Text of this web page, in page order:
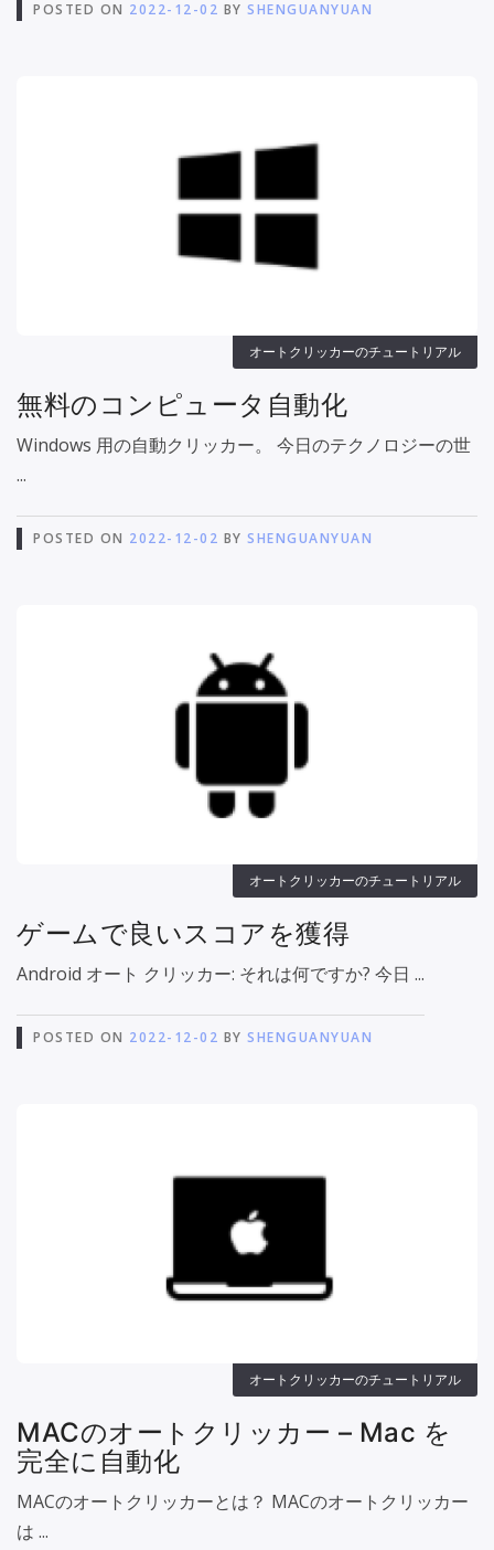
POSTED ON 2022-12-02 BY SHENGUANYUAN
オートクリッカーのチュートリアル
無料のコンピュータ自動化
Windows 用の自動クリッカー。 今日のテクノロジーの世
...
POSTED ON 2022-12-02 BY SHENGUANYUAN
オートクリッカーのチュートリアル
ゲームで良いスコアを獲得
Android オート クリッカー: それは何ですか? 今日 ...
POSTED ON 2022-12-02 BY SHENGUANYUAN
オートクリッカーのチュートリアル
MACのオートクリッカー – Mac を
完全に自動化
MACのオートクリッカーとは？ MACのオートクリッカー
は ...